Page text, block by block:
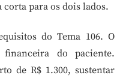
corta para os dois lados.
do Tema 106. O
do paciente.
de R$ 1.300, sustentar